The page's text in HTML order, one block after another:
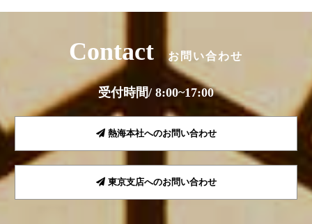
Contact お問い合わせ
受付時間/ 8:00~17:00
熱海本社へのお問い合わせ
東京支店へのお問い合わせ